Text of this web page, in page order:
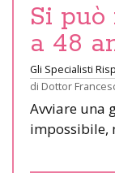
Si
a 48
Gli Specialisti
di Dottor
Avviare una
impossibile,